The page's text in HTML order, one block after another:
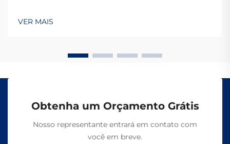
interceptados é porque eles transmitem dados por
VER MAIS
Obtenha um Orçamento Grátis
Nosso representante entrará em contato com
você em breve.